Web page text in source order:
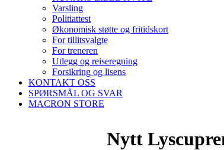
Varsling
Politiattest
Økonomisk støtte og fritidskort
For tillitsvalgte
For treneren
Utlegg og reiseregning
Forsikring og lisens
KONTAKT OSS
SPØRSMÅL OG SVAR
MACRON STORE
Nytt